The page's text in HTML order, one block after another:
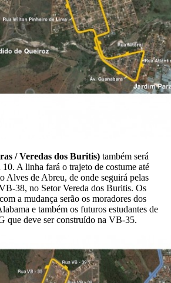
/ Veredas dos Buritis) também será
A linha fará o trajeto de costume até
Alves de Abreu, de onde seguirá pelas
38, no Setor Vereda dos Buritis. Os
a mudança serão os moradores dos
e também os futuros estudantes de
que deve ser construído na VB-35.